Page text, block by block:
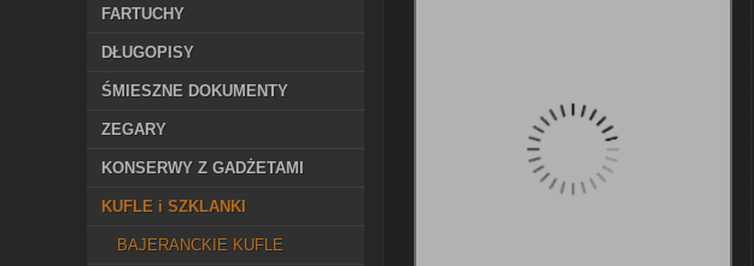
FARTUCHY
DŁUGOPISY
ŚMIESZNE DOKUMENTY
ZEGARY
KONSERWY Z GADŻETAMI
KUFLE i SZKLANKI
BAJERANCKIE KUFLE